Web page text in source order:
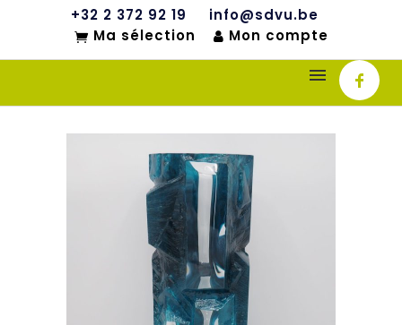
+32 2 372 92 19
info@sdvu.be
Ma sélection
Mon compte